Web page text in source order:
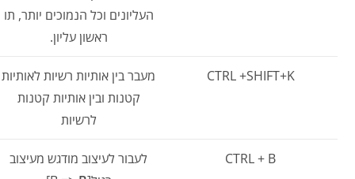
העליונים וכל הנמוכים יותר, תו
ראשון עליון.
CTRL +SHIFT+K
מעבר בין אותיות רשיות לאותיות
קטנות ובין אותיות קטנות
לרשיות
CTRL + B
לעבור לעיצוב מודגש מעיצוב